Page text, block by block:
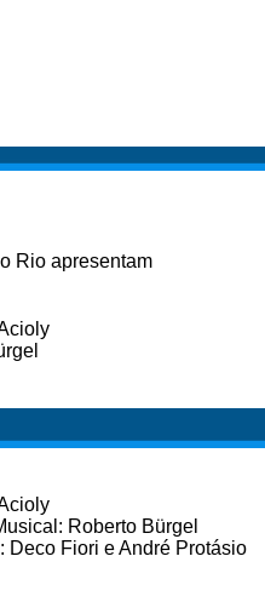
Rio apresentam
Roberto Bürgel
Deco Fiori e André Protásio